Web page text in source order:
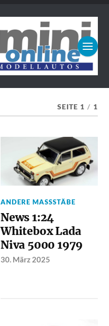
SEITE 1 / 1
ANDERE MASSSTÄBE
News 1:24
Whitebox Lada
Niva 5000 1979
30. März 2025